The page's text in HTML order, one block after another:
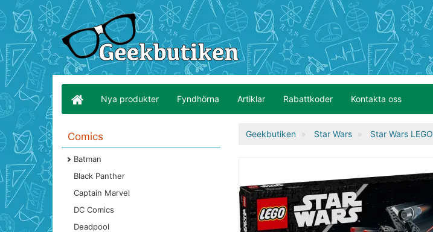
Nya produkter Fyndhörna Artiklar Rabattkoder Kontakta oss
Comics
Batman
Black Panther
Captain Marvel
DC Comics
Deadpool
Geekbutiken Star Wars Star Wars LEGO